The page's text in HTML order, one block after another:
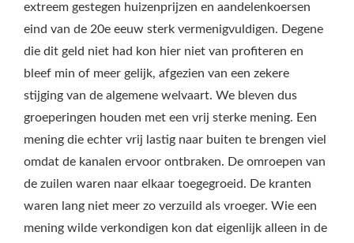
extreem gestegen huizenprijzen en aandelenkoersen
eind van de 20e eeuw sterk vermenigvuldigen. Degene
die dit geld niet had kon hier niet van profiteren en
bleef min of meer gelijk, afgezien van een zekere
stijging van de algemene welvaart. We bleven dus
groeperingen houden met een vrij sterke mening. Een
mening die echter vrij lastig naar buiten te brengen viel
omdat de kanalen ervoor ontbraken. De omroepen van
de zuilen waren naar elkaar toegegroeid. De kranten
waren lang niet meer zo verzuild als vroeger. Wie een
mening wilde verkondigen kon dat eigenlijk alleen in de